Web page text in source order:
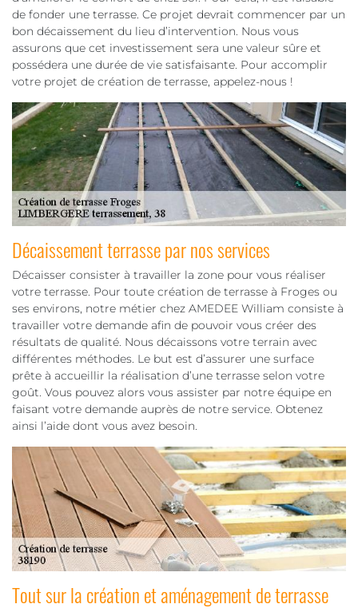
de fonder une terrasse. Ce projet devrait commencer par un
bon décaissement du lieu d’intervention. Nous vous
assurons que cet investissement sera une valeur sûre et
possédera une durée de vie satisfaisante. Pour accomplir
votre projet de création de terrasse, appelez-nous !
Décaissement terrasse par nos services
Décaisser consister à travailler la zone pour vous réaliser
votre terrasse. Pour toute création de terrasse à Froges ou
ses environs, notre métier chez AMEDEE William consiste à
travailler votre demande afin de pouvoir vous créer des
résultats de qualité. Nous décaissons votre terrain avec
différentes méthodes. Le but est d’assurer une surface
prête à accueillir la réalisation d’une terrasse selon votre
goût. Vous pouvez alors vous assister par notre équipe en
faisant votre demande auprès de notre service. Obtenez
ainsi l’aide dont vous avez besoin.
Tout sur la création et aménagement de terrasse